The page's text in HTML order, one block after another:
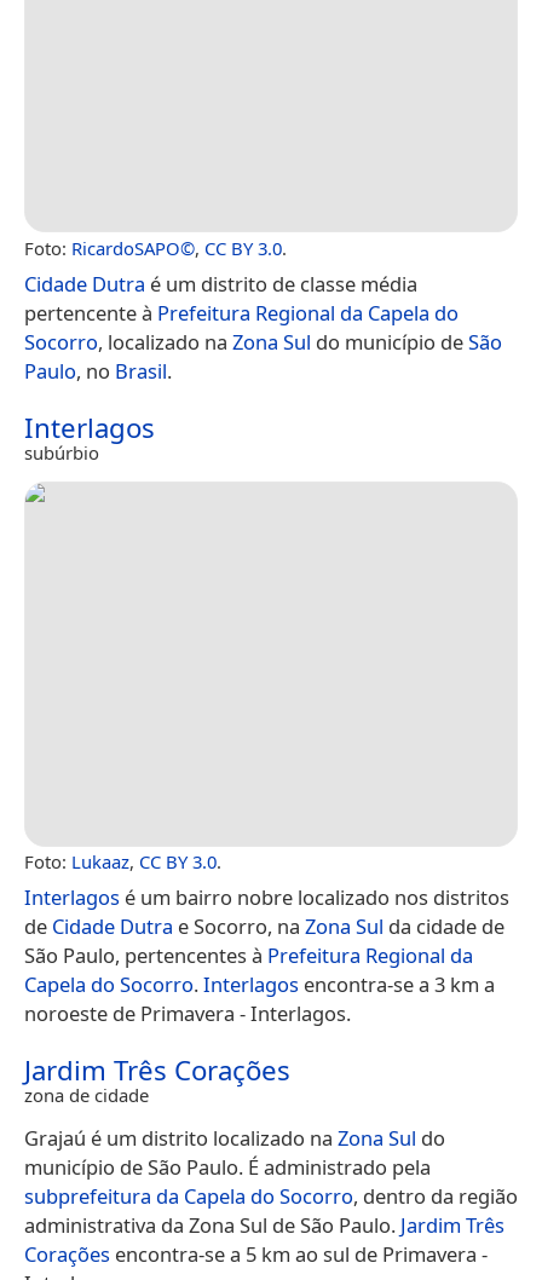
Foto: RicardoSAPO©, CC BY 3.0.
Cidade Dutra é um distrito de classe média
pertencente à Prefeitura Regional da Capela do
Socorro, localizado na Zona Sul do município deSão
Paulo, no Brasil.
Interlagos
subúrbio
Foto: Lukaaz, CC BY 3.0.
Interlagos é um bairro nobre localizado nos distritos
de Cidade Dutra e Socorro, na Zona Sul da cidade de
São Paulo, pertencentes à Prefeitura Regional da
Capela do Socorro.Interlagos encontra-se a 3 km a
noroeste de Primavera - Interlagos.
Jardim Três Corações
zona de cidade
Grajaú é um distrito localizado na Zona Sul do
município de São Paulo. É administrado pela
subprefeitura da Capela do Socorro, dentro da região
administrativa da Zona Sul de São Paulo. Jardim Três
Corações encontra-se a 5 km ao sul de Primavera -